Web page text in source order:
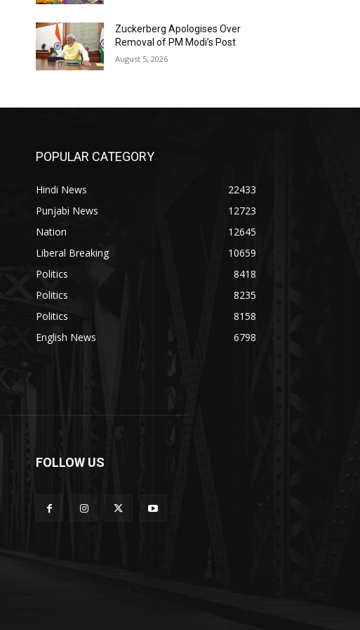
Zuckerberg Apologises Over
Removal of PM Modi’s Post
August 5, 2026
POPULAR CATEGORY
Hindi News
22433
Punjabi News
12723
Nation
12645
Liberal Breaking
10659
Politics
8418
Politics
8235
Politics
8158
English News
6798
FOLLOW US